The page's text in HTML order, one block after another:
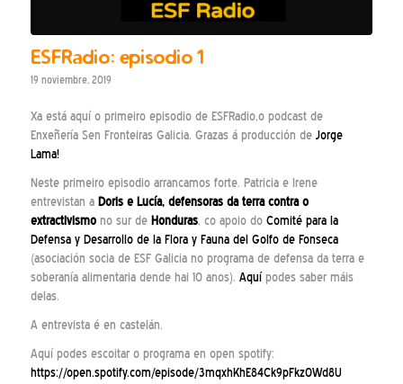
ESFRadio: episodio 1
19 noviembre, 2019
Xa está aquí o primeiro episodio de ESFRadio,o podcast de
Enxeñería Sen Fronteiras Galicia. Grazas á producción de Jorge
Lama!
Neste primeiro episodio arrancamos forte. Patricia e Irene
entrevistan a Doris e Lucía, defensoras da terra contra o
extractivismono sur de Honduras, co apoio do Comité para la
Defensa y Desarrollo de la Flora y Fauna del Golfo de Fonseca
(asociación socia de ESF Galicia no programa de defensa da terra e
soberanía alimentaria dende hai 10 anos). Aquípodes saber máis
delas.
A entrevista é en castelán.
Aquí podes escoitar o programa en open spotify:
https://open.spotify.com/episode/3mqxhKhE84Ck9pFkz0Wd8U